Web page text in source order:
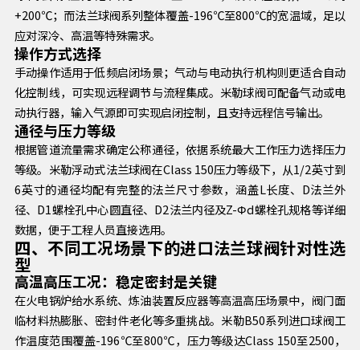
+200℃；而法兰球阀系列整体覆盖-196℃至800℃的宽温域，足以
应对深冷、高温等特殊需求。
操作方式选择
手动操作适用于低频启闭场景；气动与电动执行机构则更适合自动
化控制线，可实现远程调节与流程集成。米勒球阀可配备气动或电
动执行器，输入气源即可实现启闭控制，且支持远程信号输出。
通径与压力等级
根据管道流量需求确定公称通径，依据系统最大工作压力选择压力
等级。米勒浮动式法兰球阀在Class 150压力等级下，从1/2英寸到
6英寸的通径均配有完整的法兰尺寸参数，涵盖L长度、D法兰外
径、D1螺栓孔中心圆直径、D2法兰内径及Z-Φd螺栓孔规格等详细
数据，便于工程人员直接选用。
四、不同工况场景下的进口法兰球阀针对性选
型
高温高压工况：稳定密封是关键
在火电锅炉给水系统、炼油装置反应器等高温高压场景中，阀门面
临材料热膨胀、密封件老化等多重挑战。米勒B50系列进口球阀工
作温度范围覆盖-196℃至800℃，压力等级达Class 150至2500，